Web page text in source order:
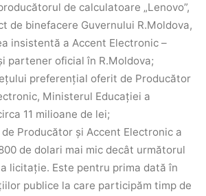
de calculatoare „Lenovo”,
de binefacere Guvernului R.Moldova,
insistentă a Accent Electronic –
partener oficial în R.Moldova;
preferențial oferit de Producător
Ministerul Educației a
11 milioane de lei;
Producător și Accent Electronic a
de dolari mai mic decât următorul
licitație. Este pentru prima dată în
publice la care participăm timp de